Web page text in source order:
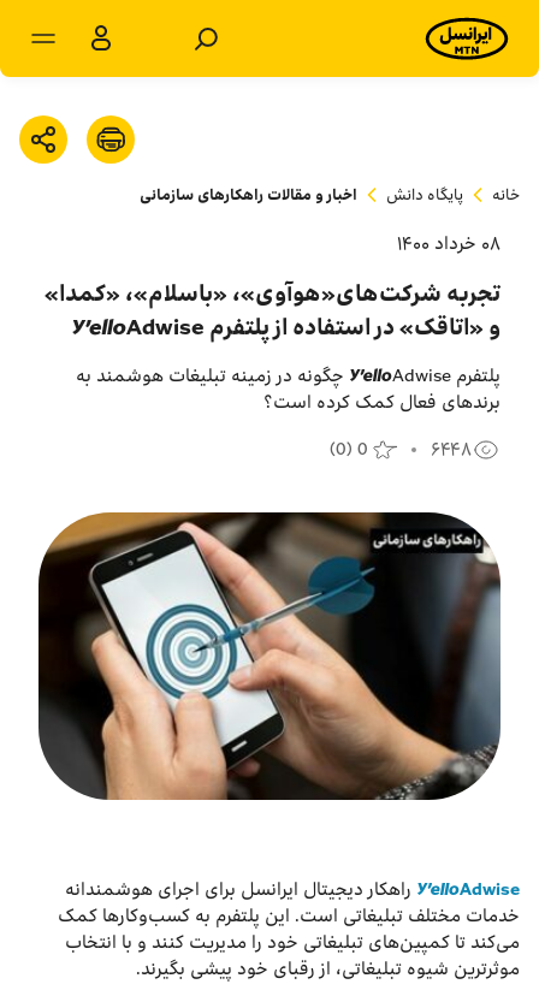
محصولات و راهکارها
سامانه‌ها
پشتیبانی
درباره ما
بازارگاه ایرانسل
ترابرد به ایرانسل
مشترکان سازمانی
خانه پایگاه دانش اخبار و مقالات راهکارهای سازمانی
۰۸ خرداد ۱۴۰۰
تجربه شرکت‌های«هوآوی»، «باسلام»، «کمدا»
و «اتاقک» در استفاده از پلتفرم Y’elloAdwise
پلتفرم Y’elloAdwise چگونه در زمینه تبلیغات هوشمند به
برندهای فعال کمک کرده است؟
۶۴۴۸ (0) 0
Y’elloAdwise راهکار دیجیتال ایرانسل برای اجرای هوشمندانه
خدمات مختلف تبلیغاتی است. این پلتفرم به کسب‌‌و‌کارها کمک
می‌کند تا کمپین‌های تبلیغاتی خود را مدیریت کنند و با انتخاب
موثرترین شیوه تبلیغاتی، از رقبای خود پیشی بگیرند.